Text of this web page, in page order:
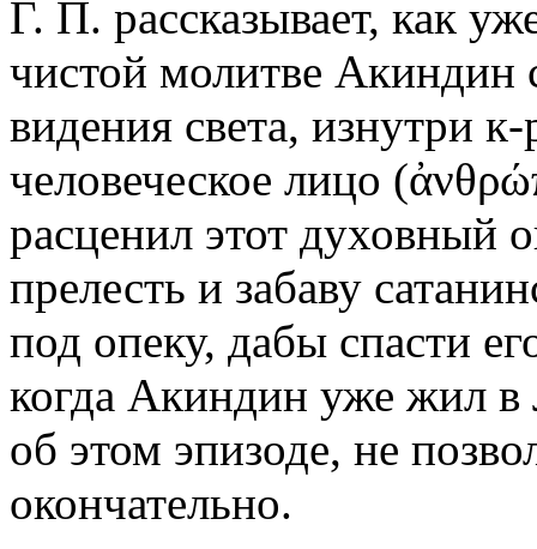
Г. П. рассказывает, как
чистой молитве Акиндин
видения света, изнутри
человеческое лицо
расценил этот духовный
прелесть и забаву
под опеку, дабы спасти
когда Акиндин уже жил в
об этом эпизоде, не
окончательно.